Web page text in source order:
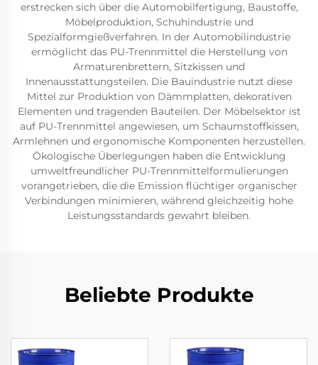
erstrecken sich über die Automobilfertigung, Baustoffe,
Möbelproduktion, Schuhindustrie und
Spezialformgießverfahren. In der Automobilindustrie
ermöglicht das PU-Trennmittel die Herstellung von
Armaturenbrettern, Sitzkissen und
Innenausstattungsteilen. Die Bauindustrie nutzt diese
Mittel zur Produktion von Dämmplatten, dekorativen
Elementen und tragenden Bauteilen. Der Möbelsektor ist
auf PU-Trennmittel angewiesen, um Schaumstoffkissen,
Armlehnen und ergonomische Komponenten herzustellen.
Ökologische Überlegungen haben die Entwicklung
umweltfreundlicher PU-Trennmittelformulierungen
vorangetrieben, die die Emission flüchtiger organischer
Verbindungen minimieren, während gleichzeitig hohe
Leistungsstandards gewahrt bleiben.
Beliebte Produkte